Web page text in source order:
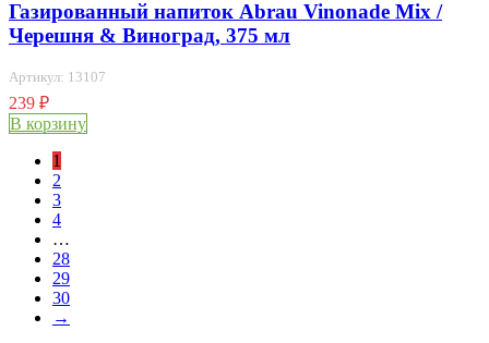
Газированный напиток Abrau Vinonade Mix /
Черешня & Виноград, 375 мл
Артикул: 13107
239 ₽
В корзину
1
2
3
4
…
28
29
30
→